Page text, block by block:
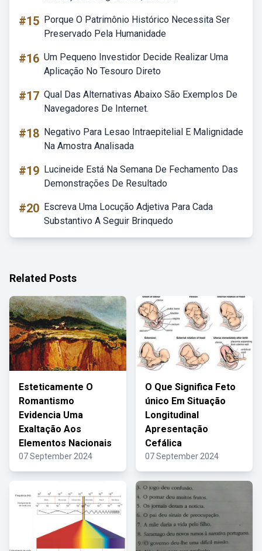
#15 Porque O Patrimônio Histórico Necessita Ser
Preservado Pela Humanidade
#16 Um Pequeno Investidor Decide Realizar Uma
Aplicação No Tesouro Direto
#17 Qual Das Alternativas Abaixo São Exemplos De
Navegadores De Internet.
#18 Negativo Para Lesao Intraepitelial E Malignidade
Na Amostra Analisada
#19 Lucineide Está Na Semana De Fechamento Das
Demonstrações De Resultado
#20 Escreva Uma Locução Adjetiva Para Cada
Substantivo A Seguir Brinquedo
Related Posts
Esteticamente O
Romantismo
Evidencia Uma
Exaltação Aos
Elementos Nacionais
07 September 2024
O Que Significa Feto
único Em Situação
Longitudinal
Apresentação
Cefálica
07 September 2024